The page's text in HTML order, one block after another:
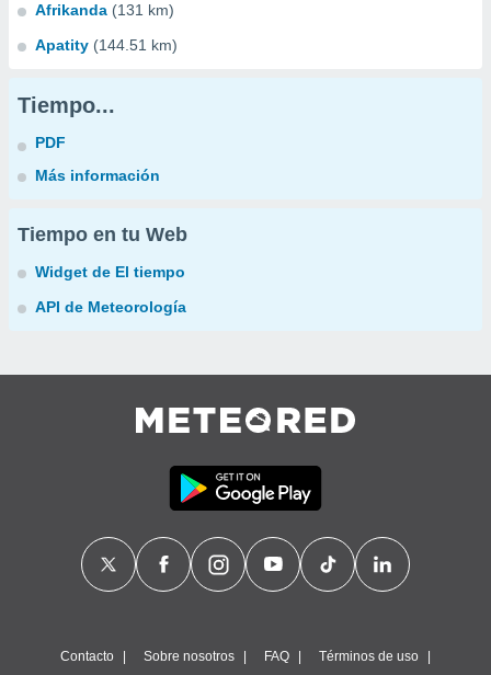
Afrikanda (131 km)
Apatity (144.51 km)
Tiempo...
PDF
Más información
Tiempo en tu Web
Widget de El tiempo
API de Meteorología
Contacto Sobre nosotros FAQ Términos de uso